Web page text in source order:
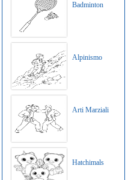
Badminton
Alpinismo
Arti Marziali
Hatchimals